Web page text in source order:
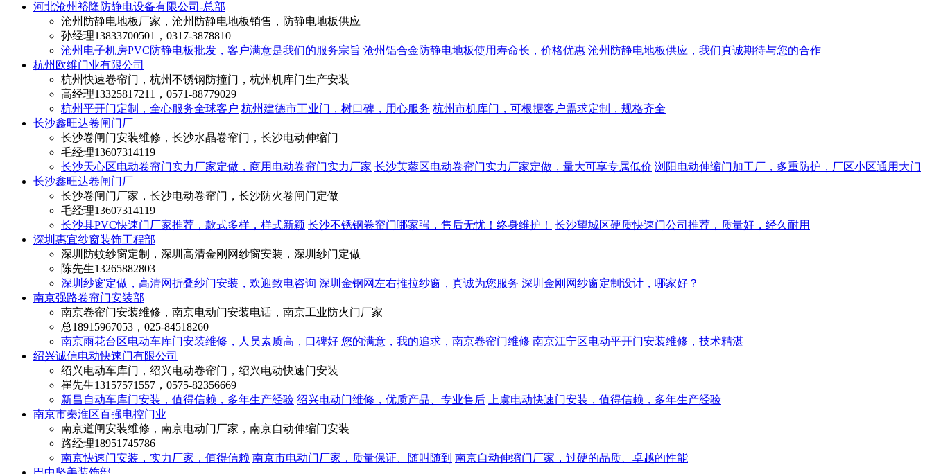
河北沧州裕隆防静电设备有限公司-总部
沧州防静电地板厂家，沧州防静电地板销售，防静电地板供应
孙经理13833700501，0317-3878810
沧州电子机房PVC防静电板批发，客户满意是我们的服务宗旨 沧州铝合金防静电地板使用寿命长，价格优惠 沧州防静电地板供应，我们真诚期待与您的合作
杭州欧维门业有限公司
杭州快速卷帘门，杭州不锈钢防撞门，杭州机库门生产安装
高经理13325817211，0571-88779029
杭州平开门定制，全心服务全球客户 杭州建德市工业门，树口碑，用心服务 杭州市机库门，可根据客户需求定制，规格齐全
长沙鑫旺达卷闸门厂
长沙卷闸门安装维修，长沙水晶卷帘门，长沙电动伸缩门
毛经理13607314119
长沙天心区电动卷帘门实力厂家定做，商用电动卷帘门实力厂家 长沙芙蓉区电动卷帘门实力厂家定做，量大可享专属低价 浏阳电动伸缩门加工厂，多重防护，厂区小区通用大门
长沙鑫旺达卷闸门厂
长沙卷闸门厂家，长沙电动卷帘门，长沙防火卷闸门定做
毛经理13607314119
长沙县PVC快速门厂家推荐，款式多样，样式新颖 长沙不锈钢卷帘门哪家强，售后无忧！终身维护！
长沙望城区硬质快速门公司推荐，质量好，经久耐用
深圳惠宜纱窗装饰工程部
深圳防蚊纱窗定制，深圳高清金刚网纱窗安装，深圳纱门定做
陈先生13265882803
深圳纱窗定做，高清网折叠纱门安装，欢迎致电咨询 深圳金钢网左右推拉纱窗，真诚为您服务 深圳金刚网纱窗定制设计，哪家好？
南京强路卷帘门安装部
南京卷帘门安装维修，南京电动门安装电话，南京工业防火门厂家
总18915967053，025-84518260
南京雨花台区电动车库门安装维修，人员素质高，口碑好 您的满意，我的追求，南京卷帘门维修 南京江宁区电动平开门安装维修，技术精湛
绍兴诚信电动快速门有限公司
绍兴电动车库门，绍兴电动卷帘门，绍兴电动快速门安装
崔先生13157571557，0575-82356669
新昌自动车库门安装，值得信赖，多年生产经验 绍兴电动门维修，优质产品、专业售后 上虞电动快速门安装，值得信赖，多年生产经验
南京市秦淮区百强电控门业
南京道闸安装维修，南京电动门厂家，南京自动伸缩门安装
路经理18951745786
南京快速门安装，实力厂家，值得信赖 南京市电动门厂家，质量保证、随叫随到 南京自动伸缩门厂家，过硬的品质、卓越的性能